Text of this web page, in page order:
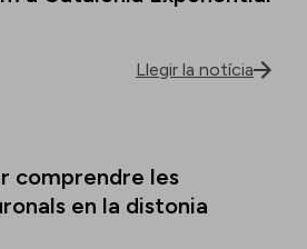
Llegir la notícia
comprendre les
en la distonia